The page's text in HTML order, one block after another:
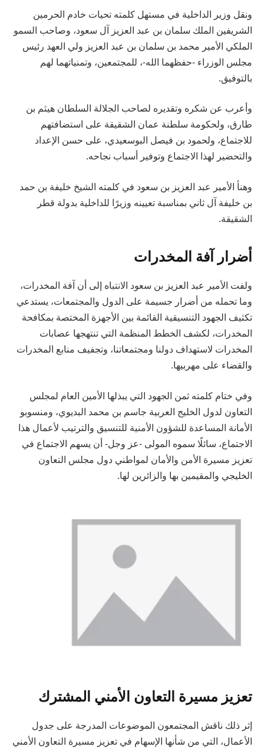
ونقل وزير الداخلية في مستهل كلمته تحيات خادم الحرمين
الشريفين الملك سلمان بن عبد العزيز آل سعود، وصاحب السمو
الملكي الأمير محمد بن سلمان بن عبد العزيز ولي العهد رئيس
مجلس الوزراء -حفظهما الله-، للمجتمعين، وتمنياتهما لهم
بالتوفيق.
وأعرب عن شكره وتقديره لصاحب الجلالة السلطان هيثم بن
طارق، ولحكومة سلطنة عمان الشقيقة على استضافتهم
للاجتماع، ولحمود بن فيصل البوسعيدي، على حسن الإعداد
والتحضير لهذا الاجتماع وتوفير أسباب نجاحه.
وهنأ الأمير عبد العزيز بن سعود في كلمته الشيخ خليفة بن حمد
بن خليفة آل ثاني بمناسبة تعيينه وزيرًا للداخلية بدولة قطر
الشقيقة.
أضرار آفة المخدرات
ولفت الأمير عبد العزيز بن سعود الانتباه إلى أن آفة المخدرات،
وما تحمله من أضرار جسيمة على الدول والمجتمعات، يستدعي
تكثيف الجهود التنسيقية القائمة بين الأجهزة المختصة بمكافحة
المخدرات، لكشف الخطط المنظمة التي تنتهجها عصابات
المخدرات لاستهداف دولنا ومجتمعاتنا، وتجفيف منابع المخدرات
والقضاء على مهربيها.
وفي ختام كلمته ثمن الجهود التي يبذلها الأمين العام لمجلس
التعاون لدول الخليج العربية جاسم بن محمد البديوي، ومنسوبو
الأمانة المساعدة للشؤون الأمنية للتنسيق والترتيب لأعمال هذا
الاجتماع، سائلًا سموه المولى -عز وجل- أن يسهم الاجتماع في
تعزيز مسيرة الأمن والأمان لمواطني دول مجلس التعاون
الخليجي والمقيمين بها والزائرين لها.
تعزيز مسيرة التعاون الأمني المشترك
إثر ذلك ناقش المجتمعون الموضوعات المدرجة على جدول
الأعمال، التي من شأنها الإسهام في تعزيز مسيرة التعاون الأمني